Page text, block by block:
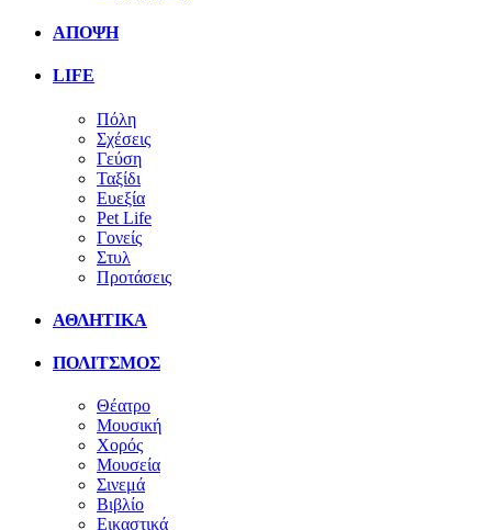
ΑΠΟΨΗ
LIFE
Πόλη
Σχέσεις
Γεύση
Ταξίδι
Ευεξία
Pet Life
Γονείς
Στυλ
Προτάσεις
ΑΘΛΗΤΙΚΑ
ΠΟΛΙΤΣΜΟΣ
Θέατρο
Μουσική
Χορός
Μουσεία
Σινεμά
Βιβλίο
Εικαστικά